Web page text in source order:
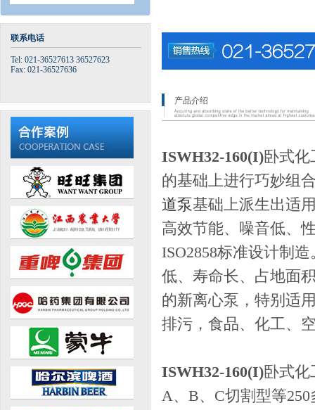
联系电话
Tel: 021-36527613 36527623
Fax: 021-36527636
产品介绍
ISWH32-160(I)卧式
的基础上进行巧妙组
道泵基础上派生出适
高效节能、噪音低、
ISO2858标准设计制
低、寿命长、占地面
的新离心泵，特别适
排污，食品、化工、
ISWH32-160(I)卧式化
A、B、C切割型等